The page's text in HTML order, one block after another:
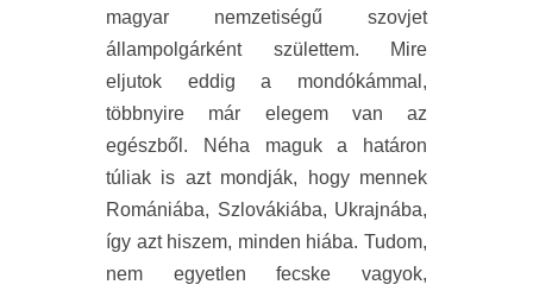
magyar nemzetiségű szovjet
állampolgárként születtem. Mire
eljutok eddig a mondókámmal,
többnyire már elegem van az
egészből. Néha maguk a határon
túliak is azt mondják, hogy mennek
Romániába, Szlovákiába, Ukrajnába,
így azt hiszem, minden hiába. Tudom,
nem egyetlen fecske vagyok,